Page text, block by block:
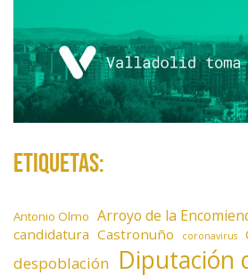
Etiquetas:
Antonio Olmo Arroyo de la
candidatura Castronuño coronavirus
despoblación Diputación